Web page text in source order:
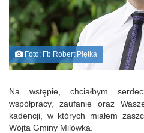
Foto: Fb Robert Piętka
Na wstępie, chciałbym
współpracy, zaufanie oraz
kadencji, w których miałem
Wójta Gminy Milówka.